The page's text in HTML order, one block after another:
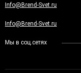
Info@Brend-Svet.ru
Info@Brend-Svet.ru
Мы в соц.сетях